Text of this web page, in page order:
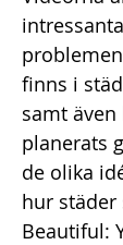
finns i
samt
planerats
de olika
hur städer
Beautiful: